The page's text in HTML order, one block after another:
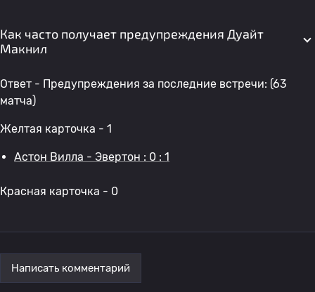
Как часто получает предупреждения Дуайт
Макнил
Ответ - Предупреждения за последние встречи: (63
матча)
Желтая карточка - 1
Астон Вилла - Эвертон : 0 : 1
Красная карточка - 0
Написать комментарий